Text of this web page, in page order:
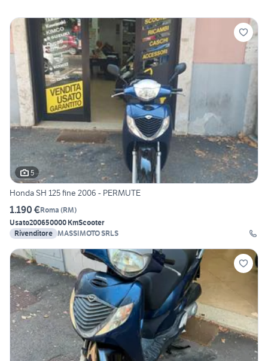
5
Honda SH 125 fine 2006 - PERMUTE
1.190 €Roma (RM)
Usato200650000 KmScooter
Rivenditore MASSIMOTO SRLS